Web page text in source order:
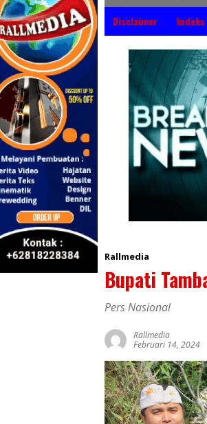
Disclaimer
Indeks
Rallmedia
Bupati
Pers Nasional
Rallmedia
Februari 14, 2024